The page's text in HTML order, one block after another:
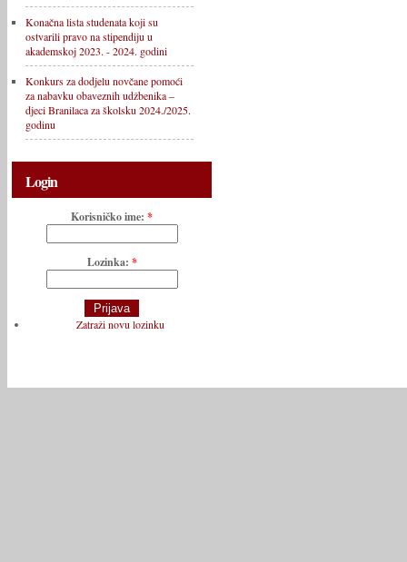
Konačna lista studenata koji su
ostvarili pravo na stipendiju u
akademskoj 2023. - 2024. godini
Konkurs za dodjelu novčane pomoći
za nabavku obaveznih udžbenika –
djeci Branilaca za školsku 2024./2025.
godinu
Login
Korisničko ime: *
Lozinka: *
Zatraži novu lozinku